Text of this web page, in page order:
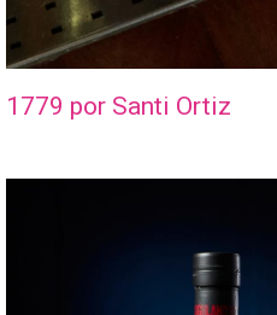
1779 por Santi Ortiz